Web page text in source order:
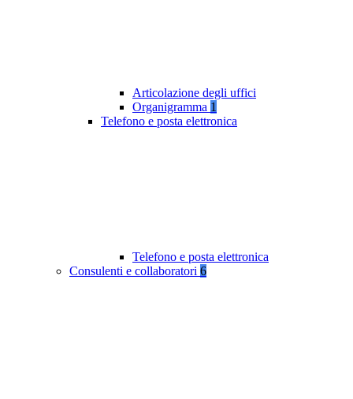
Articolazione degli uffici
Organigramma 1
Telefono e posta elettronica
Telefono e posta elettronica
Consulenti e collaboratori 6